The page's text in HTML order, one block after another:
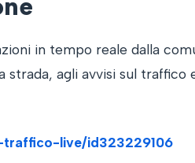
in tempo reale dalla
strada, agli avvisi sul
live/id323229106